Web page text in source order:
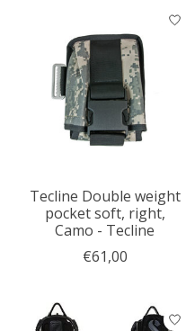
Tecline Double weight
pocket soft, right,
Camo - Tecline
€61,00